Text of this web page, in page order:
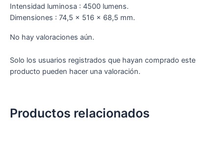
Intensidad luminosa : 4500 lumens.
Dimensiones : 74,5 x 516 x 68,5 mm.
No hay valoraciones aún.
Solo los usuarios registrados que hayan comprado este
producto pueden hacer una valoración.
Productos relacionados